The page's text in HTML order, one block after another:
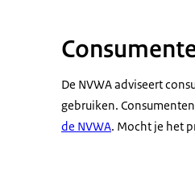
De NVWA adviseert
gebruiken.
de NVWA. Mocht je het